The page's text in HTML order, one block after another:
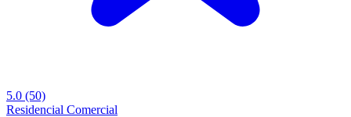
5.0 (50)
Residencial Comercial